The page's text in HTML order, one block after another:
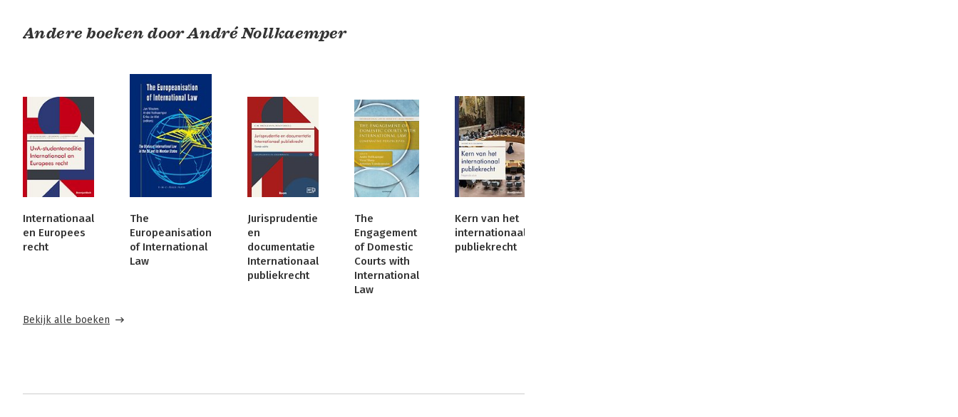
Andere boeken door André Nollkaemper
Internationaal
en Europees
recht
The
Europeanisation
of International
Law
Jurisprudentie
en
documentatie
Internationaal
publiekrecht
The
Engagement
of Domestic
Courts with
International
Law
Kern van het
internationaal
publiekrecht
Bekijk alle boeken